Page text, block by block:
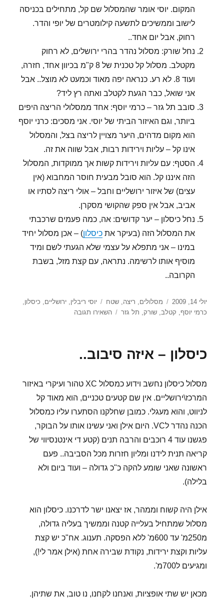
המקום. יוסי אומר שהמסלול שם קל, מתחילים בכניסה
לישוב וממשיכים לתשעה קילומטרים של יופי והדר.
רחוק, אבל יום אחד..
נחל שורק: מסלול נהדר בהרי ירושלים, לא רחוק
מקטלב. מסלול קל טכנית של 8 ק"מ בכיוון אחד, חזרה,
ועוד 8. לא רע. כנראה יפה מאוד וכמעט לא מוצל.. אבל
אני שואל, כבר הגעת לקטלב ואתה רץ ליד?
סובב תל גזר – כרמי יוסף: אחד ממסלולי הריצה היפים
ביותר, וגם האיזור הביתי של יוסי. אני מסכים: כרני יוסף
הוא מקום מדהים, היער מצויין לריצה בצל, והמסלול
אינו קל – עליות וירידות רבות, אבל שווה את זה.
הסטף: עם עליות וירידות קשות אך ממוקדות, המסלול
הזה איננו קל. הוא סובל מבעית חוסר המחבוא (אין
עצים) של איזור ירושליים וחבל – אולי ריצה לסתיו או
אביב, אבל אין ספק שהקושי מסקרן.
נחל כיסלון – יער קדושים: אה, כמה פעמים שרכבתי
את המסלול הזה (בעיקר אתכיסלון) – אכן מסלול יחיד
במינו – אני מתפלא על עצמי שלא הגעתי לשם ומיד
מוסיף אותו לרשימה. נתראה, עם קצת מזל, בשבת
הקרובה..
פורסם
בתאריך
יולי 14, 2009 קטגוריות
מסלולים, ריצה,שטח תגיות
יוסי ריבלין,ירושליים, כיסלון,
כרמי יוסף, קטלב,שורק, תל גזר השאירו תגובה
כיסלון – איזה סיבוב..
מסלול כיסלון נחשב וידוע כמסלול XC טהור ועיקרי באיזור
המרכז\ירושליים. אין שם קטעים טכניים, הוא מאוד קל
לניווט, והוא מעגלי. כמובן שחלקנו הסתערו עליו כמסלול
הכנה נהדר לVC. היום אילן ואני עשינו אותו על הבוקר,
פגשנו עוד 4 רוכבים והרבה תנים (קטע די אינטנסיווי של
קריאה תנית לידנו ומליון חזרות מכל הסביבה.. פעם
ראשונה שאני שומע להקה כ"כ גדולה – ועוד ביום ולא
בלילה).
אילן היה קשוח וממהר, אז יצאנו ישר לדרכנו. כיסלון הוא
מסלול שמתחיל בעלייה קטנה וממשיך בעליה גדולה,
מ250מ' עד 600מ' ללא הפסקה. תענוג. אח"כ יש קצת
עליות וקצת ירידות, נקודת שבירה אחת (אילן אמר לי!),
ומגיעים ל700מ'.
מכאן יש שתי אופציות, ואנחנו לקחנו, נו טוב, את שתיהן.